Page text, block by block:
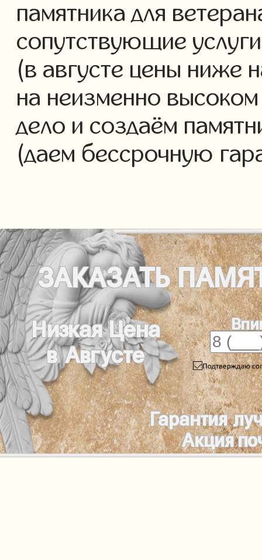
памятника для
сопутствующие
(в августе цены ниже
на неизменно
дело и создаём
(даем бессрочную
ЗАКАЗАТЬ
Низкая Цена
в Августе
Гарантия
Акция